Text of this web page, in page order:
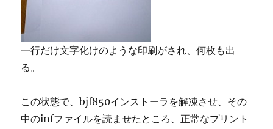
一行だけ文字化けのような印刷がされ、何枚も出
る。
この状態で、bjf850インストーラを解凍させ、その
中のinfファイルを読ませたところ、正常なプリント